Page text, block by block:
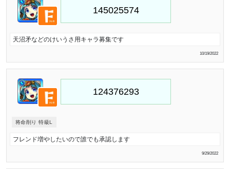
天沼矛などのけいうさ用キャラ募集です
10/19/2022
将命削り 特級L
フレンド増やしたいので誰でも承認します
9/29/2022